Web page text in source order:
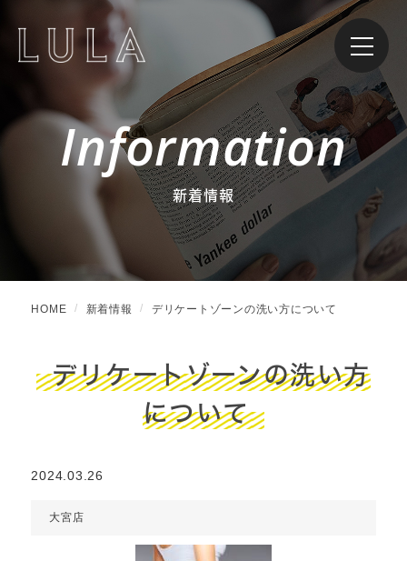
Information
新着情報
HOME 新着情報 デリケートゾーンの洗い方について
デリケートゾーンの洗い方
について
2024.03.26
大宮店